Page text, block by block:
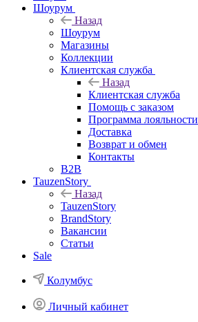
Шоурум
Назад
Шоурум
Магазины
Коллекции
Клиентская служба
Назад
Клиентская служба
Помощь с заказом
Программа лояльности
Доставка
Возврат и обмен
Контакты
B2B
TauzenStory
Назад
TauzenStory
BrandStory
Вакансии
Статьи
Sale
Колумбус
Личный кабинет